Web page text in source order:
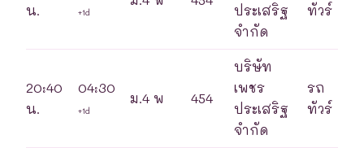
น.
+1d
ประเสริฐ
จำกัด
ทัวร์
20:40
น.
04:30
+1d
ม.4 พ 454
บริษัท
เพชร
ประเสริฐ
จำกัด
รถ
ทัวร์